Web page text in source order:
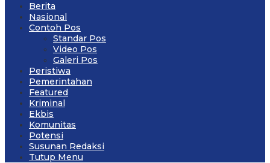
Berita
Nasional
Contoh Pos
Standar Pos
Video Pos
Galeri Pos
Peristiwa
Pemerintahan
Featured
Kriminal
Ekbis
Komunitas
Potensi
Susunan Redaksi
Tutup Menu